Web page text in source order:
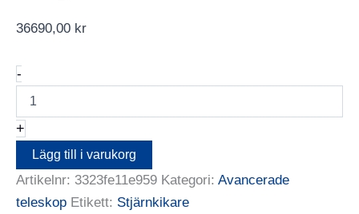
36690,00 kr
-Celestron
Advanced
´
Edge
HD
mängd
+
Lägg till i varukorg
Artikelnr: 3323fe11e959 Kategori: Avancerade
teleskop Etikett: Stjärnkikare